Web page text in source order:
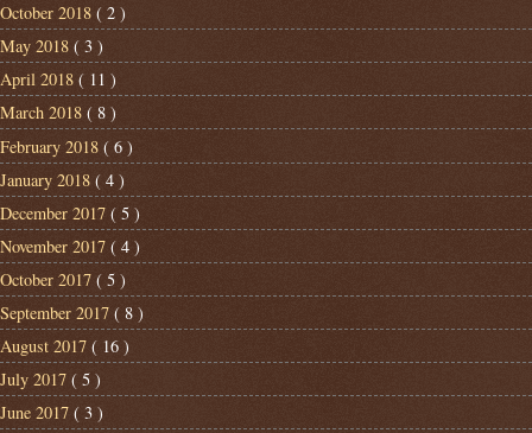
October 2018 ( 2 )
May 2018 ( 3 )
April 2018 ( 11 )
March 2018 ( 8 )
February 2018 ( 6 )
January 2018 ( 4 )
December 2017 ( 5 )
November 2017 ( 4 )
October 2017 ( 5 )
September 2017 ( 8 )
August 2017 ( 16 )
July 2017 ( 5 )
June 2017 ( 3 )